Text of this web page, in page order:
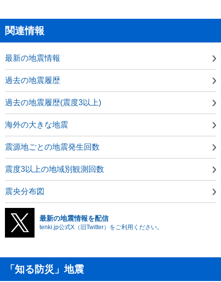
関連情報
最新の地震情報
過去の地震履歴
過去の地震履歴(震度3以上)
海外の大きな地震
震源地ごとの地震発生回数
震度3以上の地域別観測回数
震央分布図
最新の地震情報を配信
tenki.jp公式X（旧Twitter）をご利用ください。
「知る防災」地震